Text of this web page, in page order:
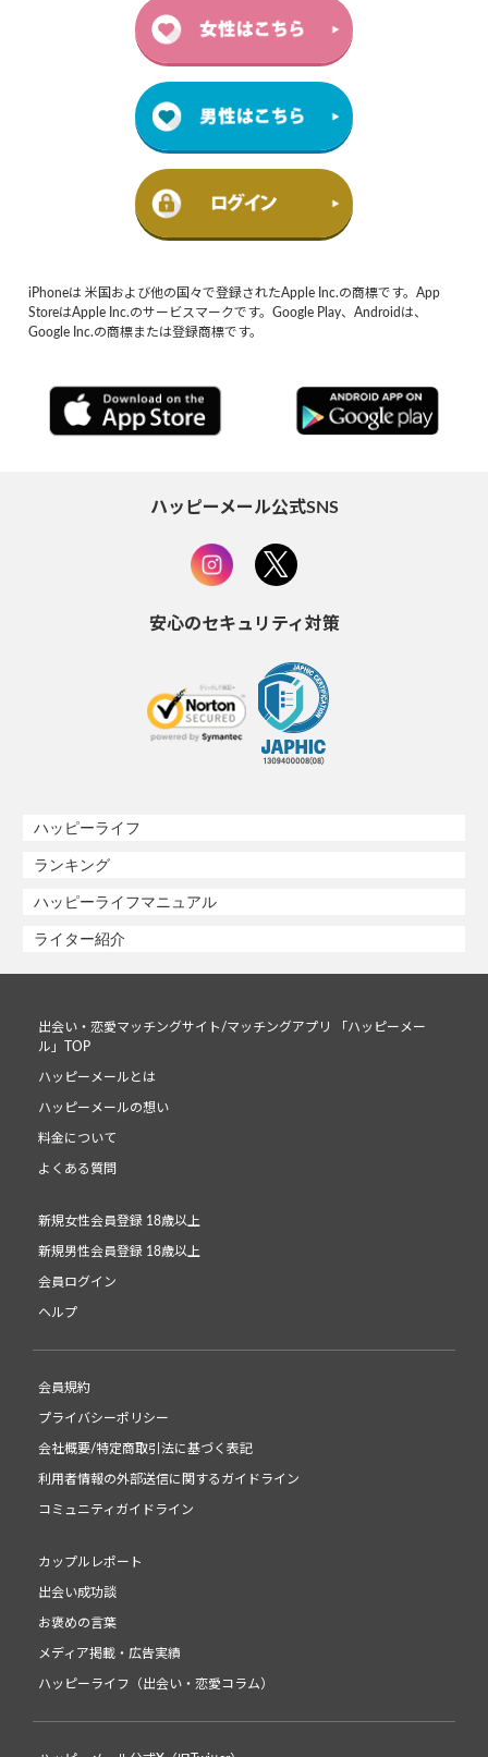
iPhoneは 米国および他の国々で登録されたApple Inc.の商標です。App
StoreはApple Inc.のサービスマークです。Google Play、Androidは、
Google Inc.の商標または登録商標です。
ハッピーメール公式SNS
安心のセキュリティ対策
ハッピーライフ
ランキング
ハッピーライフマニュアル
ライター紹介
出会い・恋愛マッチングサイト/マッチングアプリ 「ハッピーメー
ル」TOP
ハッピーメールとは
ハッピーメールの想い
料金について
よくある質問
新規女性会員登録 18歳以上
新規男性会員登録 18歳以上
会員ログイン
ヘルプ
会員規約
プライバシーポリシー
会社概要/特定商取引法に基づく表記
利用者情報の外部送信に関するガイドライン
コミュニティガイドライン
カップルレポート
出会い成功談
お褒めの言葉
メディア掲載・広告実績
ハッピーライフ（出会い・恋愛コラム）